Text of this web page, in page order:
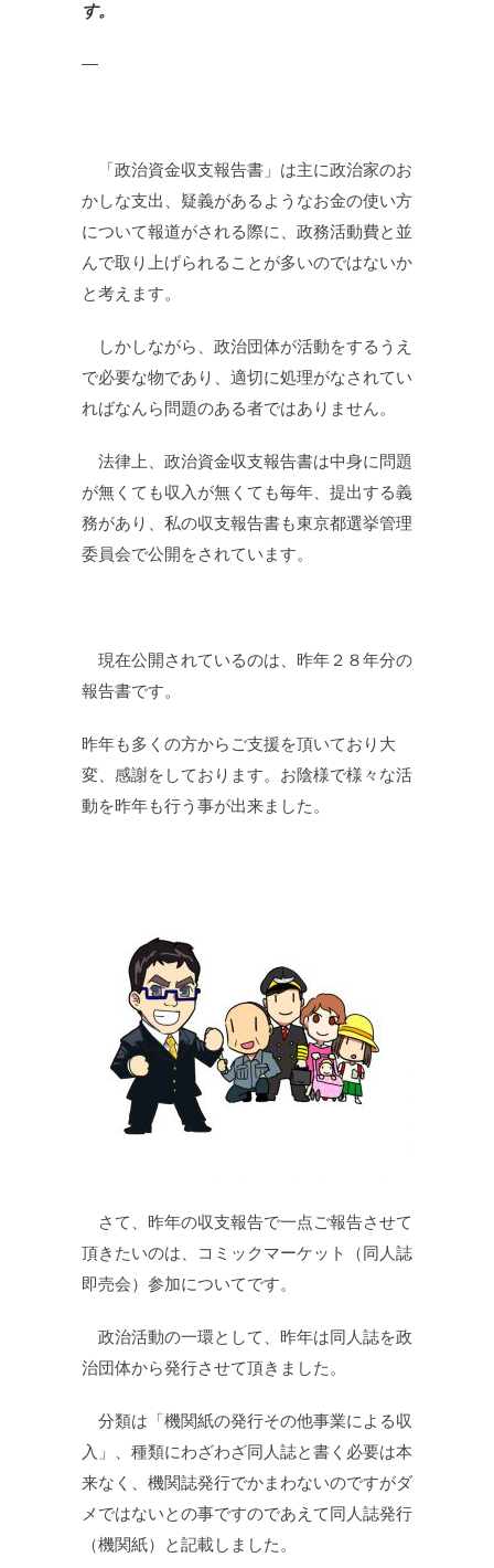
す。
—
「政治資金収支報告書」は主に政治家のお
かしな支出、疑義があるようなお金の使い方
について報道がされる際に、政務活動費と並
んで取り上げられることが多いのではないか
と考えます。
しかしながら、政治団体が活動をするうえ
で必要な物であり、適切に処理がなされてい
ればなんら問題のある者ではありません。
法律上、政治資金収支報告書は中身に問題
が無くても収入が無くても毎年、提出する義
務があり、私の収支報告書も東京都選挙管理
委員会で公開をされています。
現在公開されているのは、昨年２８年分の
報告書です。
昨年も多くの方からご支援を頂いており大
変、感謝をしております。お陰様で様々な活
動を昨年も行う事が出来ました。
さて、昨年の収支報告で一点ご報告させて
頂きたいのは、コミックマーケット（同人誌
即売会）参加についてです。
政治活動の一環として、昨年は同人誌を政
治団体から発行させて頂きました。
分類は「機関紙の発行その他事業による収
入」、種類にわざわざ同人誌と書く必要は本
来なく、機関誌発行でかまわないのですがダ
メではないとの事ですのであえて同人誌発行
（機関紙）と記載しました。